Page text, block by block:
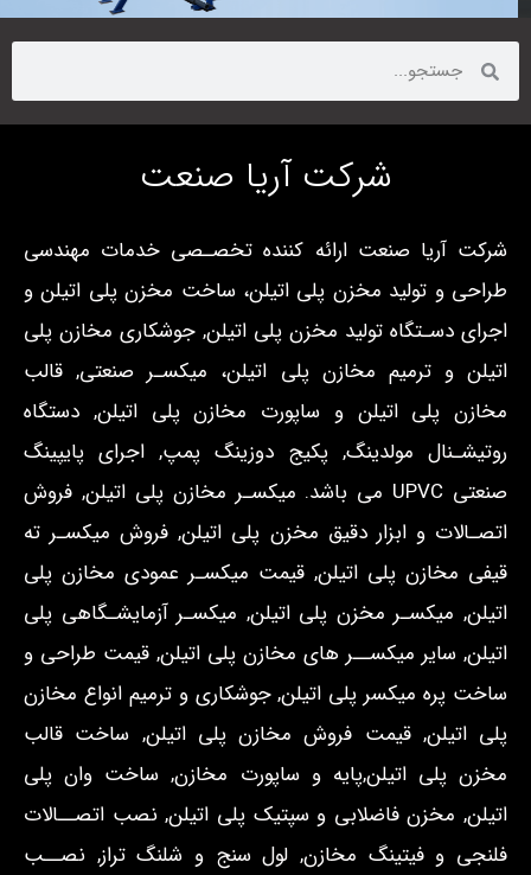
شركت آریا صنعت
شركت آریا صنعت ارائه کننده تخصـصی خدمات مهندسی
طراحی و تولید مخزن پلی اتیلن، ساخت مخزن پلی اتیلن و
اجرای دسـتگاه تولید مخزن پلی اتیلن, جوشکاری مخازن پلی
اتیلن و ترمیم مخازن پلی اتیلن، میکسـر صنعتی, قالب
مخازن پلی اتیلن و ساپورت مخازن پلی اتیلن, دستگاه
روتیشـنال مولدینگ, پکیج دوزینگ پمپ, اجرای پایپینگ
صنعتی UPVC می باشد. میکسـر مخازن پلی اتیلن, فروش
اتصـالات و ابزار دقیق مخزن پلی اتیلن, فروش میکسـر ته
قیفی مخازن پلی اتیلن, قیمت میکسـر عمودی مخازن پلی
اتیلن, میکسـر مخزن پلی اتیلن, میکسـر آزمایشـگاهی پلی
اتیلن, سایر میکســر های مخازن پلی اتیلن, قیمت طراحی و
ساخت پره میکسر پلی اتیلن, جوشکاری و ترمیم انواع مخازن
پلی اتیلن, قیمت فروش مخازن پلی اتیلن, ساخت قالب
مخزن پلی اتیلن,پایه و ساپورت مخازن, ساخت وان پلی
اتیلن, مخزن فاضلابی و سپتیک پلی اتیلن, نصب اتصــالات
فلنجی و فیتینگ مخازن, لول سنج و شلنگ تراز, نصــب